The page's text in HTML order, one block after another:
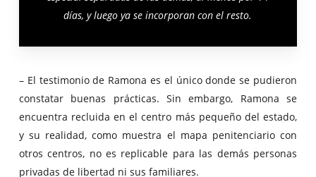
días, y luego ya se incorporan con el resto.
– El testimonio de Ramona es el único donde se pudieron
constatar buenas prácticas. Sin embargo, Ramona se
encuentra recluida en el centro más pequeño del estado,
y su realidad, como muestra el mapa penitenciario con
otros centros, no es replicable para las demás personas
privadas de libertad ni sus familiares.